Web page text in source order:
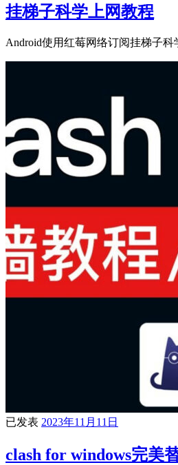
挂梯子科学上网教程
Android使用红莓网络订阅挂梯子
已发表 2023年11月11日
clash for windows完美